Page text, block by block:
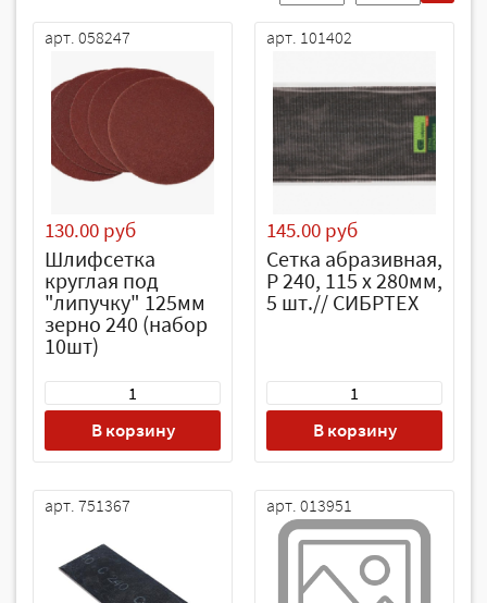
арт. 058247
130.00 руб
Шлифсетка
круглая под
"липучку" 125мм
зерно 240 (набор
10шт)
В корзину
арт. 101402
145.00 руб
Сетка абразивная,
P 240, 115 х 280мм,
5 шт.// СИБРТЕХ
В корзину
арт. 751367 арт. 013951